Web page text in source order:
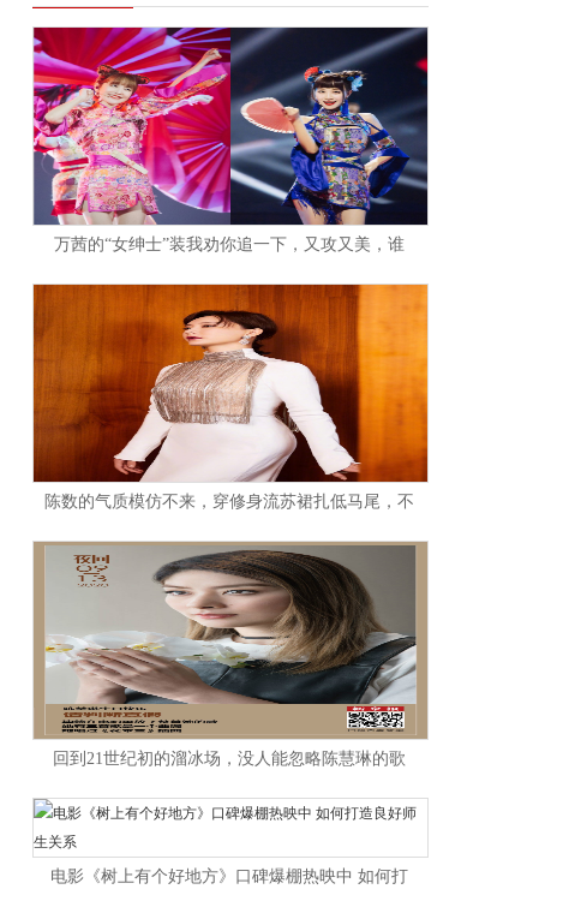
万茜的“女绅士”装我劝你追一下，又攻又美，谁
陈数的气质模仿不来，穿修身流苏裙扎低马尾，不
回到21世纪初的溜冰场，没人能忽略陈慧琳的歌
电影《树上有个好地方》口碑爆棚热映中 如何打